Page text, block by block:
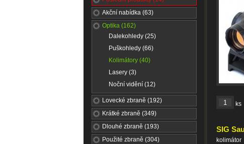
Akční nabídka (63)
Optika (162)
Dalekohledy (25)
Puškohledy (66)
Kolimátory (40)
Lasery (3)
Noční vidění (12)
Lovecké zbraně (192)
Krátké zbraně (349)
Dlouhé zbraně (193)
Použité zbraně (304)
ks
SIG
kolimátor